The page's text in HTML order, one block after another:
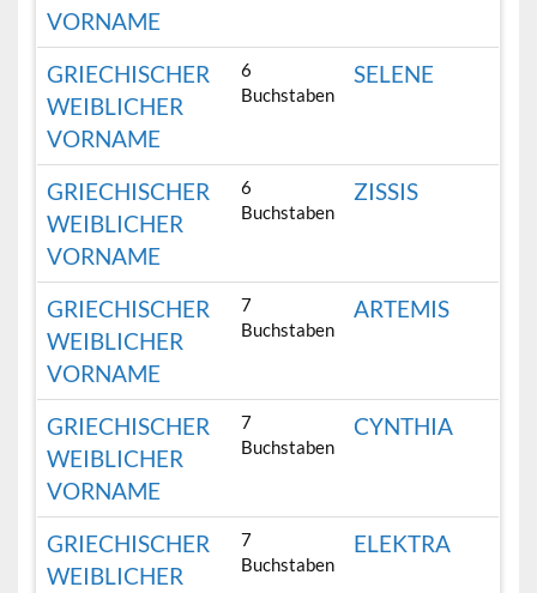
VORNAME
GRIECHISCHER
WEIBLICHER
VORNAME
6
Buchstaben
SELENE
GRIECHISCHER
WEIBLICHER
VORNAME
6
Buchstaben
ZISSIS
GRIECHISCHER
WEIBLICHER
VORNAME
7
Buchstaben
ARTEMIS
GRIECHISCHER
WEIBLICHER
VORNAME
7
Buchstaben
CYNTHIA
GRIECHISCHER
WEIBLICHER
7
Buchstaben
ELEKTRA